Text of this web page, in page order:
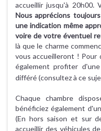
accueillir jusqu'à 20h00.
Nous apprécions
une indication même
voire de votre éventuel
là que le charme
vous accueilleront ! Pour
également profiter
différé (consultez à ce
Chaque chambre
bénéficiez également
(En hors saison et sur
accueillir des véhicules